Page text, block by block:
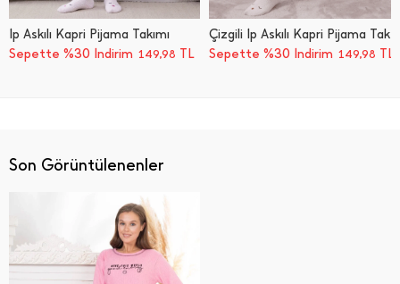
İ̇p Askılı Kapri Pijama Takımı
Sepette %30 İndirim 149,98 TL
Sepette %30 İndirim 149,98 TL
Son Görüntülenenler